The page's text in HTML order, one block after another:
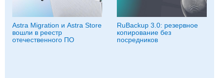
Astra Migration и Astra Store
вошли в реестр
отечественного ПО
RuBackup 3.0: резервное
копирование без
посредников